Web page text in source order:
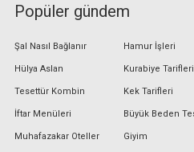
Popüler gündem
Şal Nasıl Bağlanır
Hülya Aslan
Tesettür Kombin
İftar Menüleri
Muhafazakar Oteller
Hamur İşleri
Kurabiye Tarifleri
Kek Tarifleri
Büyük Beden
Giyim